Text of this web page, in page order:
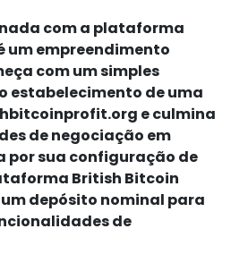
com a plataforma
um empreendimento
com um simples
estabelecimento de uma
e culmina
de negociação em
por sua configuração de
British Bitcoin
depósito nominal para
de